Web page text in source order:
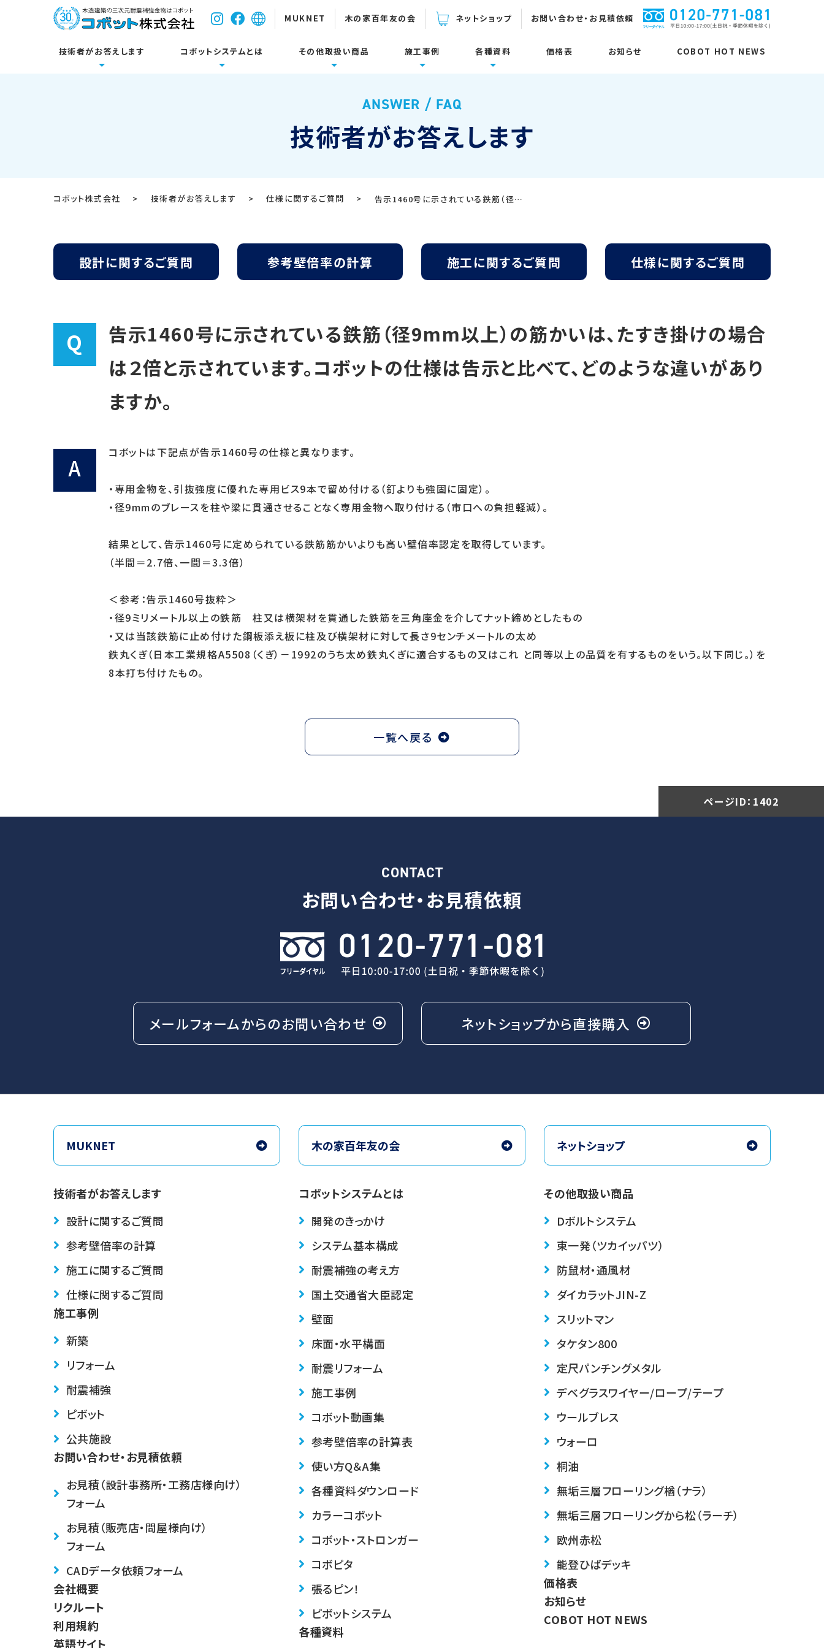
MUKNET 木の家百年友の会 ネットショップ お問い合わせ・お見積依頼
技術者がお答えします
施工に関するご質問
コボットシステムとは
開発のきっかけ システム基本構成
壁面
床面・水平構面
耐震リフォーム
参考資料
使い方Q＆A集
各種資料ダウンロード
ピボットシステム
その他取扱い商品
ウォーロ 能登ひばデッキ
施工事例
耐震補強
各種資料
製品カタログ・取扱説明書
価格表 お知らせ COBOT HOT NEWS
ANSWER / FAQ
技術者がお答えします
コボット株式会社 > 技術者がお答えします > 仕様に関するご質問 > 告示1460号に示されている鉄筋（径9mm以上）の筋かいは、たすき掛けの場合は２倍と示されています。コボットの仕様は告示と比べて、どのような違いがありますか。
設計に関するご質問 参考壁倍率の計算 施工に関するご質問 仕様に関するご質問
Q
告示1460号に示されている鉄筋（径9mm以上）の筋かいは、たすき掛けの場合
は２倍と示されています。コボットの仕様は告示と比べて、どのような違いがあり
ますか。
A
コボットは下記点が告示1460号の仕様と異なります。
・専用金物を、引抜強度に優れた専用ビス9本で留め付ける（釘よりも強固に固定）。
・径9mmのブレースを柱や梁に貫通させることなく専用金物へ取り付ける（市口への負担軽減）。
結果として、告示1460号に定められている鉄筋筋かいよりも高い壁倍率認定を取得しています。
（半間＝2.7倍、一間＝3.3倍）
＜参考：告示1460号抜粋＞
・径9ミリメートル以上の鉄筋 柱又は横架材を貫通した鉄筋を三角座金を介してナット締めとしたもの
・又は当該鉄筋に止め付けた鋼板添え板に柱及び横架材に対して長さ9センチメートルの太め
鉄丸くぎ（日本工業規格A5508（くぎ）－1992のうち太め鉄丸くぎに適合するもの又はこれ と同等以上の品質を有するものをいう。以下同じ。）を
8本打ち付けたもの。
一覧へ戻る
ページID： 1402
CONTACT
お問い合わせ・お見積依頼
メールフォームからのお問い合わせ ネットショップから直接購入
MUKNET 木の家百年友の会 ネットショップ
技術者がお答えします
設計に関するご質問
参考壁倍率の計算
施工に関するご質問
仕様に関するご質問
施工事例
新築
リフォーム
耐震補強
ピボット
公共施設
お問い合わせ・お見積依頼
お見積（設計事務所・工務店様向け）
フォーム
お見積（販売店・問屋様向け）
フォーム
CADデータ依頼フォーム
会社概要
リクルート
利用規約
英語サイト
コボットシステムとは
開発のきっかけ
システム基本構成
耐震補強の考え方
国土交通省大臣認定
壁面
床面・水平構面
耐震リフォーム
施工事例
コボット動画集
参考壁倍率の計算表
使い方Q＆A集
各種資料ダウンロード
カラーコボット
コボット・ストロンガー
コボピタ
張るピン！
ピボットシステム
各種資料
その他取扱い商品
Dボルトシステム
束一発（ツカイッパツ）
防鼠材・通風材
ダイカラットJIN-Z
スリットマン
タケタン800
定尺パンチングメタル
デベグラスワイヤー/ロープ/テープ
ウールブレス
ウォーロ
桐油
無垢三層フローリング楢（ナラ）
無垢三層フローリングから松（ラーチ）
欧州赤松
能登ひばデッキ
価格表
お知らせ
COBOT HOT NEWS